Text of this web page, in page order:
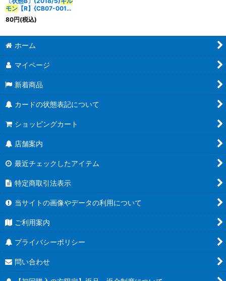
モン 【R】{CB07-001}
《赤》
80円(税込)
ホーム
マイページ
新着商品
カードの状態表記について
ショッピングカート
店舗案内
最近チェックしたアイテム
特定商取引法表示
当サイトの画像やデータの利用について
ご利用案内
プライバシーポリシー
問い合わせ